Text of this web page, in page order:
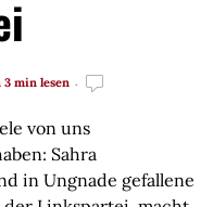
3 min lesen
von uns
Sahra
in Ungnade gefallene